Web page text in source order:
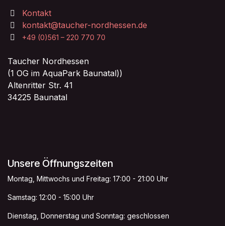
Kontakt
kontakt@taucher-nordhessen.de
+49 (0)561 – 220 770 70
Taucher Nordhessen
(1 OG im AquaPark Baunatal))
Altenritter Str. 41
34225 Baunatal
Unsere Öffnungszeiten
Montag, Mittwochs und Freitag: 17:00 - 21:00 Uhr
Samstag: 12:00 - 15:00 Uhr
Dienstag, Donnerstag und Sonntag: geschlossen